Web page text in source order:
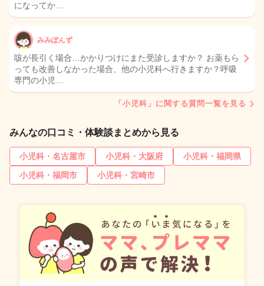
になってか…
みみぽんず
咳が長引く場合…かかりつけにまた受診しますか？ お薬もら
っても改善しなかった場合、他の小児科へ行きますか？呼吸
専門の小児…
「小児科」に関する質問一覧を見る
みんなの口コミ・体験談まとめから見る
小児科・名古屋市 小児科・大阪府
小児科・福岡県
小児科・福岡市
小児科・宮崎市